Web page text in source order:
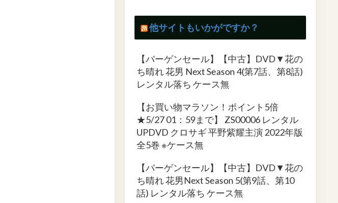
他サイトもいかがですか？
【バーゲンセール】【中古】DVD▼花の
ち晴れ 花男 Next Season 4(第7話、第8話)
レンタル落ち ケース無
【お買い物マラソン！ポイント5倍
★5/27 01：59まで】 ZS00006 レンタル
UPDVD クロサギ 平野紫耀主演 2022年版
全5巻 ※ケース無
【バーゲンセール】【中古】DVD▼花の
ち晴れ 花男Next Season 5(第9話、第10
話) レンタル落ち ケース無